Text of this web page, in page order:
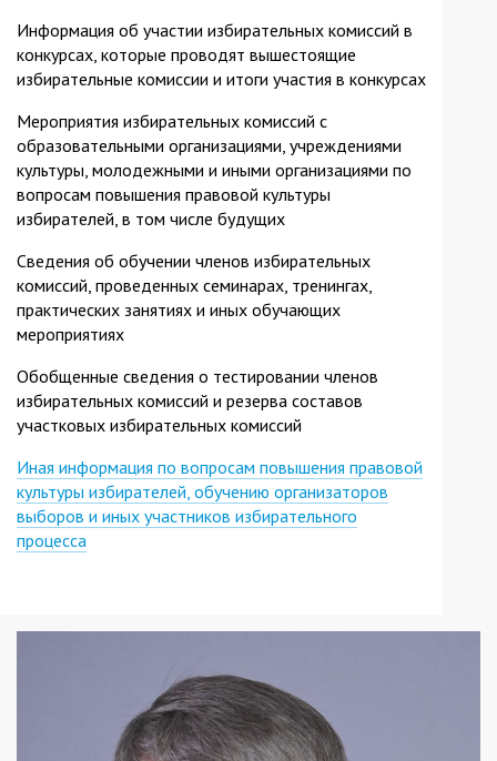
Информация об участии избирательных комиссий в
конкурсах, которые проводят вышестоящие
избирательные комиссии и итоги участия в конкурсах
Мероприятия избирательных комиссий с
образовательными организациями, учреждениями
культуры, молодежными и иными организациями по
вопросам повышения правовой культуры
избирателей, в том числе будущих
Сведения об обучении членов избирательных
комиссий, проведенных семинарах, тренингах,
практических занятиях и иных обучающих
мероприятиях
Обобщенные сведения о тестировании членов
избирательных комиссий и резерва составов
участковых избирательных комиссий
Иная информация по вопросам повышения правовой
культуры избирателей, обучению организаторов
выборов и иных участников избирательного
процесса